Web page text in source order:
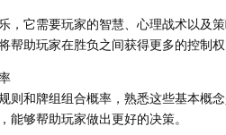
，它需要玩家的智慧、心理战术以及
帮助玩家在胜负之间获得更多的控制权
则和牌组组合概率，熟悉这些基本概
能够帮助玩家做出更好的决策。